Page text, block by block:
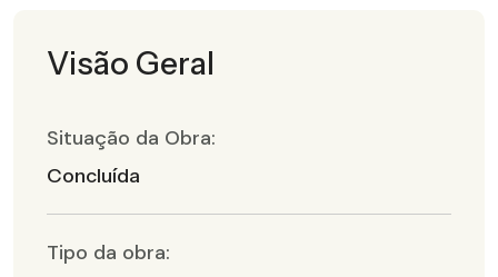
Visão Geral
Situação da Obra:
Concluída
Tipo da obra: